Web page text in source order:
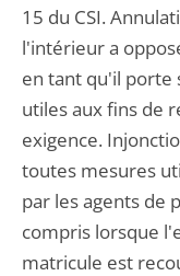
15 du CSI.
l'intérieur a
en tant qu'il porte
utiles aux fins de
exigence.
toutes mesures
par les agents de
compris lorsque
matricule est